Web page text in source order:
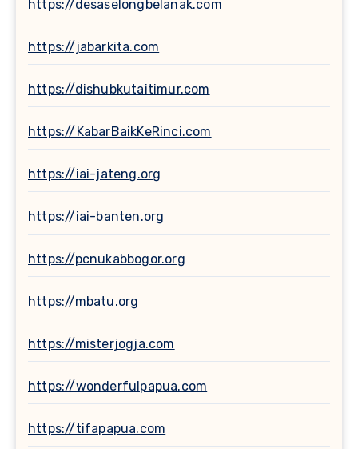
https://desaselongbelanak.com
https://jabarkita.com
https://dishubkutaitimur.com
https://KabarBaikKeRinci.com
https://iai-jateng.org
https://iai-banten.org
https://pcnukabbogor.org
https://mbatu.org
https://misterjogja.com
https://wonderfulpapua.com
https://tifapapua.com